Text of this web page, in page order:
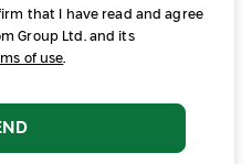
that I have read and agree
Group Ltd. and its
of use.